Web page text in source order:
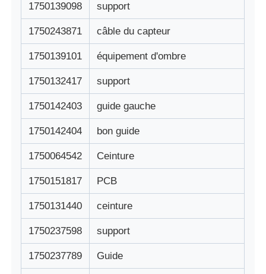
1750139098 support
1750243871 câble du capteur
1750139101 équipement d'ombre
1750132417 support
1750142403 guide gauche
1750142404 bon guide
1750064542 Ceinture
1750151817 PCB
1750131440 ceinture
1750237598 support
1750237789 Guide